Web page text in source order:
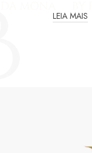
LEIA MAIS